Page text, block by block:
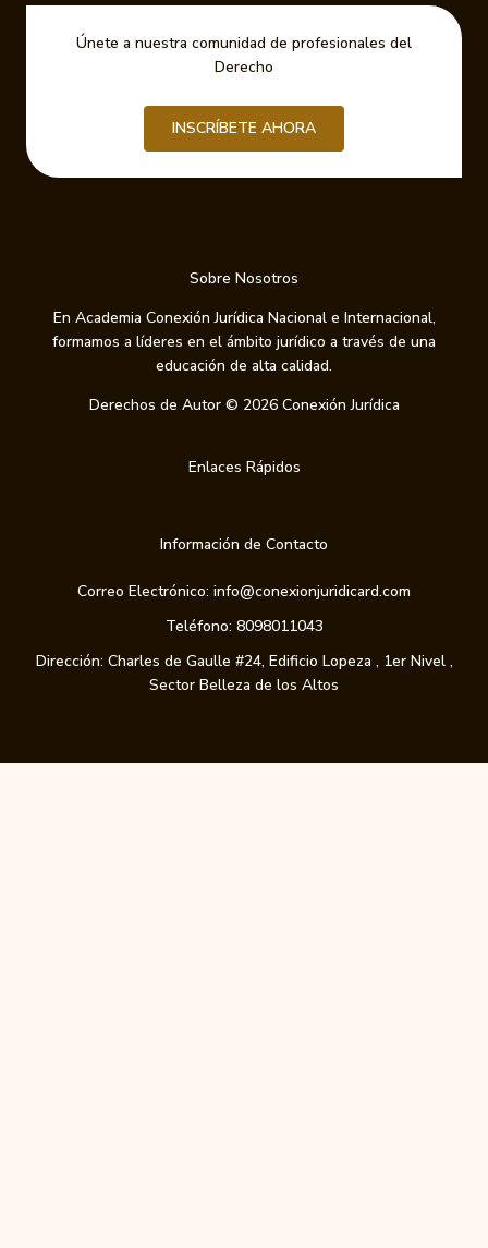
Únete a nuestra comunidad de profesionales del
Derecho
INSCRÍBETE AHORA
Sobre Nosotros
En Academia Conexión Jurídica Nacional e Internacional,
formamos a líderes en el ámbito jurídico a través de una
educación de alta calidad.
Derechos de Autor © 2026 Conexión Jurídica
Enlaces Rápidos
Información de Contacto
Correo Electrónico: info@conexionjuridicard.com
Teléfono: 8098011043
Dirección: Charles de Gaulle #24, Edificio Lopeza , 1er Nivel ,
Sector Belleza de los Altos